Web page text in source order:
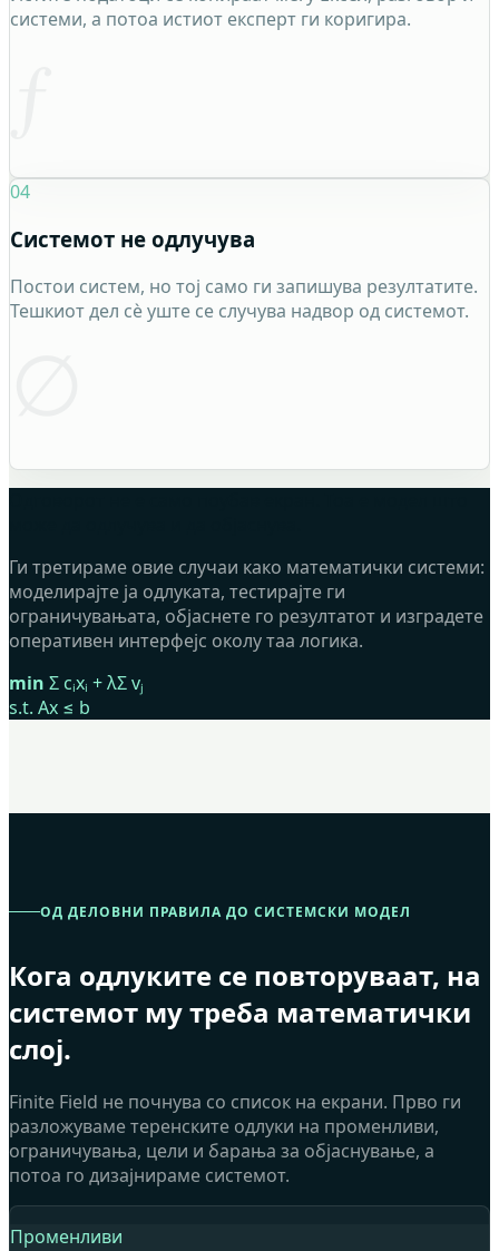
системи, а потоа истиот експерт ги коригира.
04
Системот не одлучува
Постои систем, но тој само ги запишува резултатите.
Тешкиот дел сè уште се случува надвор од системот.
Ги третираме овие случаи како математички системи:
моделирајте ја одлуката, тестирајте ги
ограничувањата, објаснете го резултатот и изградете
оперативен интерфејс околу таа логика.
min Σ cᵢxᵢ + λΣ vⱼ
s.t. Ax ≤ b
ОД ДЕЛОВНИ ПРАВИЛА ДО СИСТЕМСКИ МОДЕЛ
Кога одлуките се повторуваат, на
системот му треба математички
слој.
Finite Field не почнува со список на екрани. Прво ги
разложуваме теренските одлуки на променливи,
ограничувања, цели и барања за објаснување, а
потоа го дизајнираме системот.
Променливи